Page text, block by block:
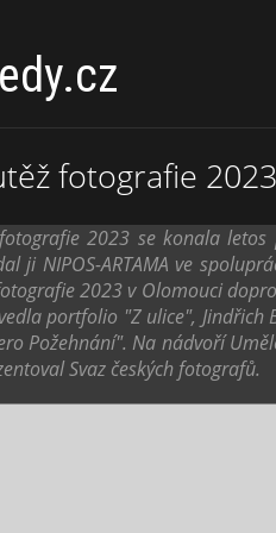
fotografie 2023
2023 se konala
ji NIPOS-ARTAMA ve
2023 v Olomouci
portfolio "Z ulice",
Požehnání". Na nádvoří
Svaz českých fotografů.